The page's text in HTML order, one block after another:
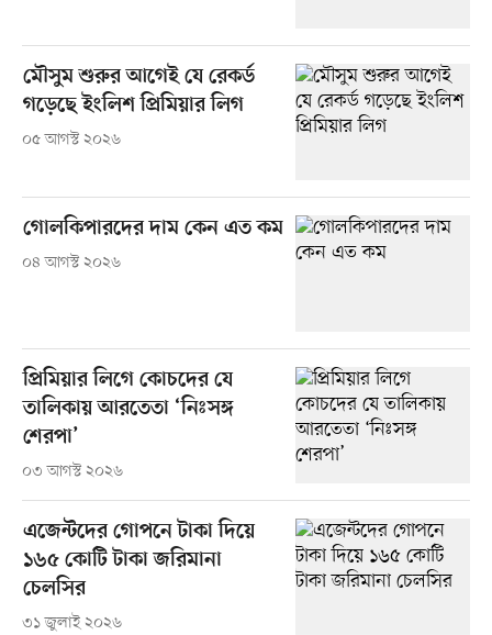
মৌসুম শুরুর আগেই যে রেকর্ড
গড়েছে ইংলিশ প্রিমিয়ার লিগ
০৫ আগস্ট ২০২৬
গোলকিপারদের দাম কেন এত কম
০৪ আগস্ট ২০২৬
প্রিমিয়ার লিগে কোচদের যে
তালিকায় আরতেতা ‘নিঃসঙ্গ
শেরপা’
০৩ আগস্ট ২০২৬
এজেন্টদের গোপনে টাকা দিয়ে
১৬৫ কোটি টাকা জরিমানা
চেলসির
৩১ জুলাই ২০২৬